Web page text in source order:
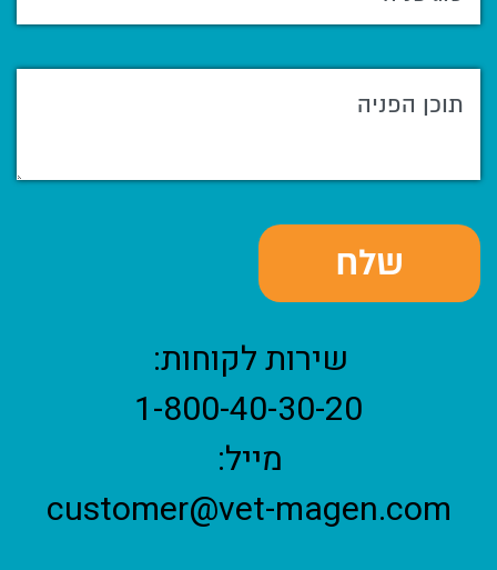
שירות לקוחות:
1-800-40-30-20
מייל:
customer@vet-magen.com